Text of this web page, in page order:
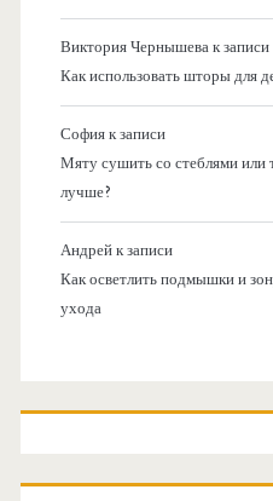
Виктория Чернышевак записи
Как использовать шторы для
Софияк записи
Мяту сушить со стеблями или
лучше?
Андрейк записи
Как осветлить подмышки и
ухода